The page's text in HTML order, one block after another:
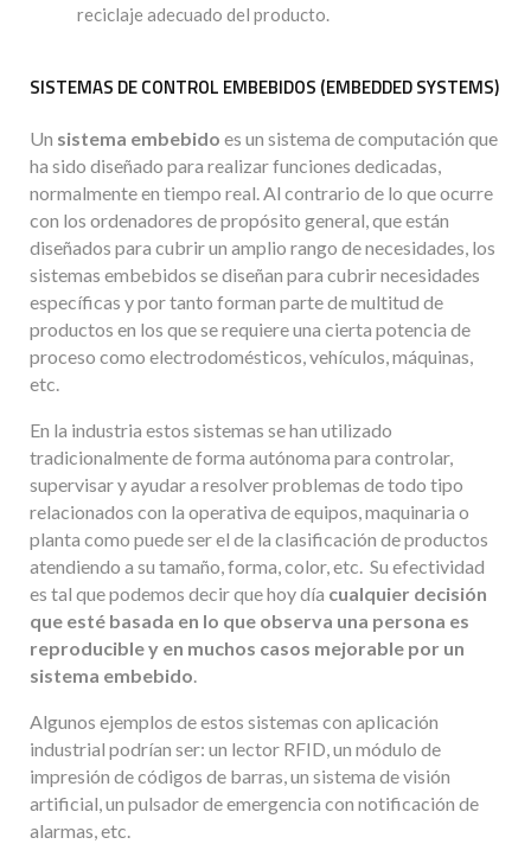
reciclaje adecuado del producto.
SISTEMAS DE CONTROL EMBEBIDOS (EMBEDDED SYSTEMS)
Un sistema embebido ​ es un sistema de computación que
ha sido diseñado para realizar funciones dedicadas,
normalmente en tiempo real. Al contrario de lo que ocurre
con los ordenadores de propósito general, que están
diseñados para cubrir un amplio rango de necesidades, los
sistemas embebidos se diseñan para cubrir necesidades
específicas y por tanto forman parte de multitud de
productos en los que se requiere una cierta potencia de
proceso como electrodomésticos, vehículos, máquinas,
etc.
En la industria estos sistemas se han utilizado
tradicionalmente de forma autónoma para controlar,
supervisar y ayudar a resolver problemas de todo tipo
relacionados con la operativa de equipos, maquinaria o
planta como puede ser el de la clasificación de productos
atendiendo a su tamaño, forma, color, etc. Su efectividad
es tal que podemos decir que hoy día cualquier decisión
que esté basada en lo que observa una persona es
reproducible y en muchos casos mejorable por un
sistema embebido.
Algunos ejemplos de estos sistemas con aplicación
industrial podrían ser: un lector RFID, un módulo de
impresión de códigos de barras, un sistema de visión
artificial, un pulsador de emergencia con notificación de
alarmas, etc.